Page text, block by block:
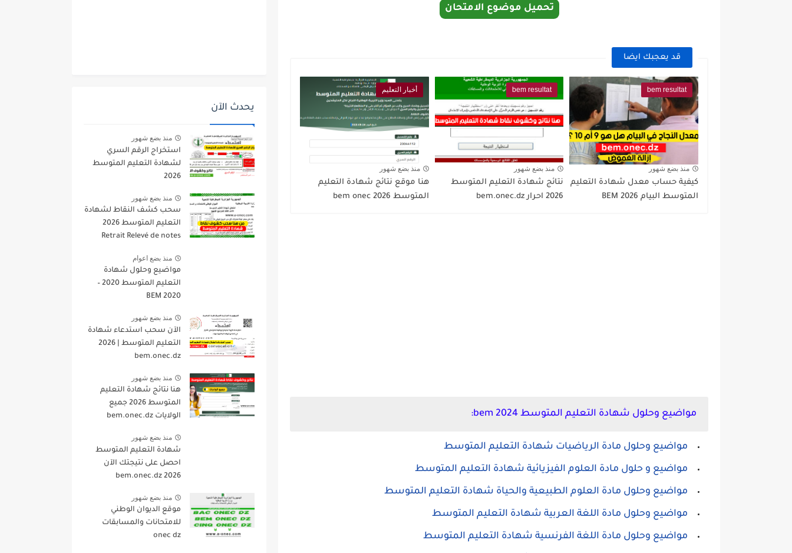
تحميل موضوع الامتحان
قد يعجبك ايضا
bem resultat
منذ بضع شهور
كيفية حساب معدل شهادة التعليم
المتوسط البيام 2026 BEM
bem resultat
منذ بضع شهور
نتائج شهادة التعليم المتوسط
2026 احرار bem.onec.dz
أخبار التعليم
منذ بضع شهور
هنا موقع نتائج شهادة التعليم
المتوسط 2026 bem onec
مواضيع وحلول شهادة التعليم المتوسط 2024 bem:
مواضيع وحلول مادة الرياضيات شهادة التعليم المتوسط
مواضيع و حلول مادة العلوم الفيزيائية شهادة التعليم المتوسط
مواضيع وحلول مادة العلوم الطبيعية والحياة شهادة التعليم المتوسط
مواضيع وحلول مادة اللغة العربية شهادة التعليم المتوسط
مواضيع وحلول مادة اللغة الفرنسية شهادة التعليم المتوسط
يحدث الآن
منذ بضع شهور
استخراج الرقم السري
لشهادة التعليم المتوسط
2026
منذ بضع شهور
سحب كشف النقاط لشهادة
التعليم المتوسط 2026
Retrait Relevé de notes
منذ بضع اعوام
مواضيع وحلول شهادة
التعليم المتوسط 2020 –
BEM 2020
منذ بضع شهور
الآن سحب استدعاء شهادة
التعليم المتوسط | 2026
bem.onec.dz
منذ بضع شهور
هنا نتائج شهادة التعليم
المتوسط 2026 جميع
الولايات bem.onec.dz
منذ بضع شهور
شهادة التعليم المتوسط
احصل على نتيجتك الآن
bem.onec.dz 2026
منذ بضع شهور
موقع الديوان الوطني
للامتحانات والمسابقات
onec dz